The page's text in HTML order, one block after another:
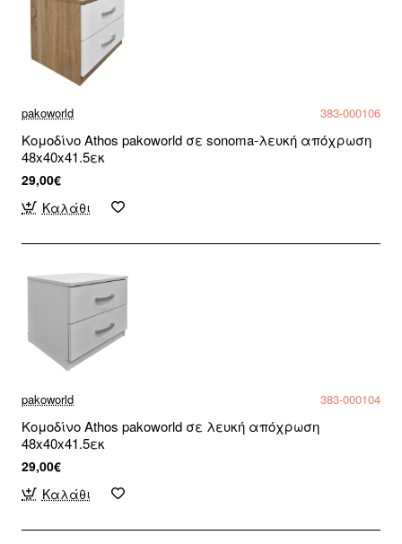
pakoworld 383-000106
Κομοδίνο Athos pakoworld σε sonoma-λευκή απόχρωση
48x40x41.5εκ
29,00€
Καλάθι
pakoworld 383-000104
Κομοδίνο Athos pakoworld σε λευκή απόχρωση
48x40x41.5εκ
29,00€
Καλάθι